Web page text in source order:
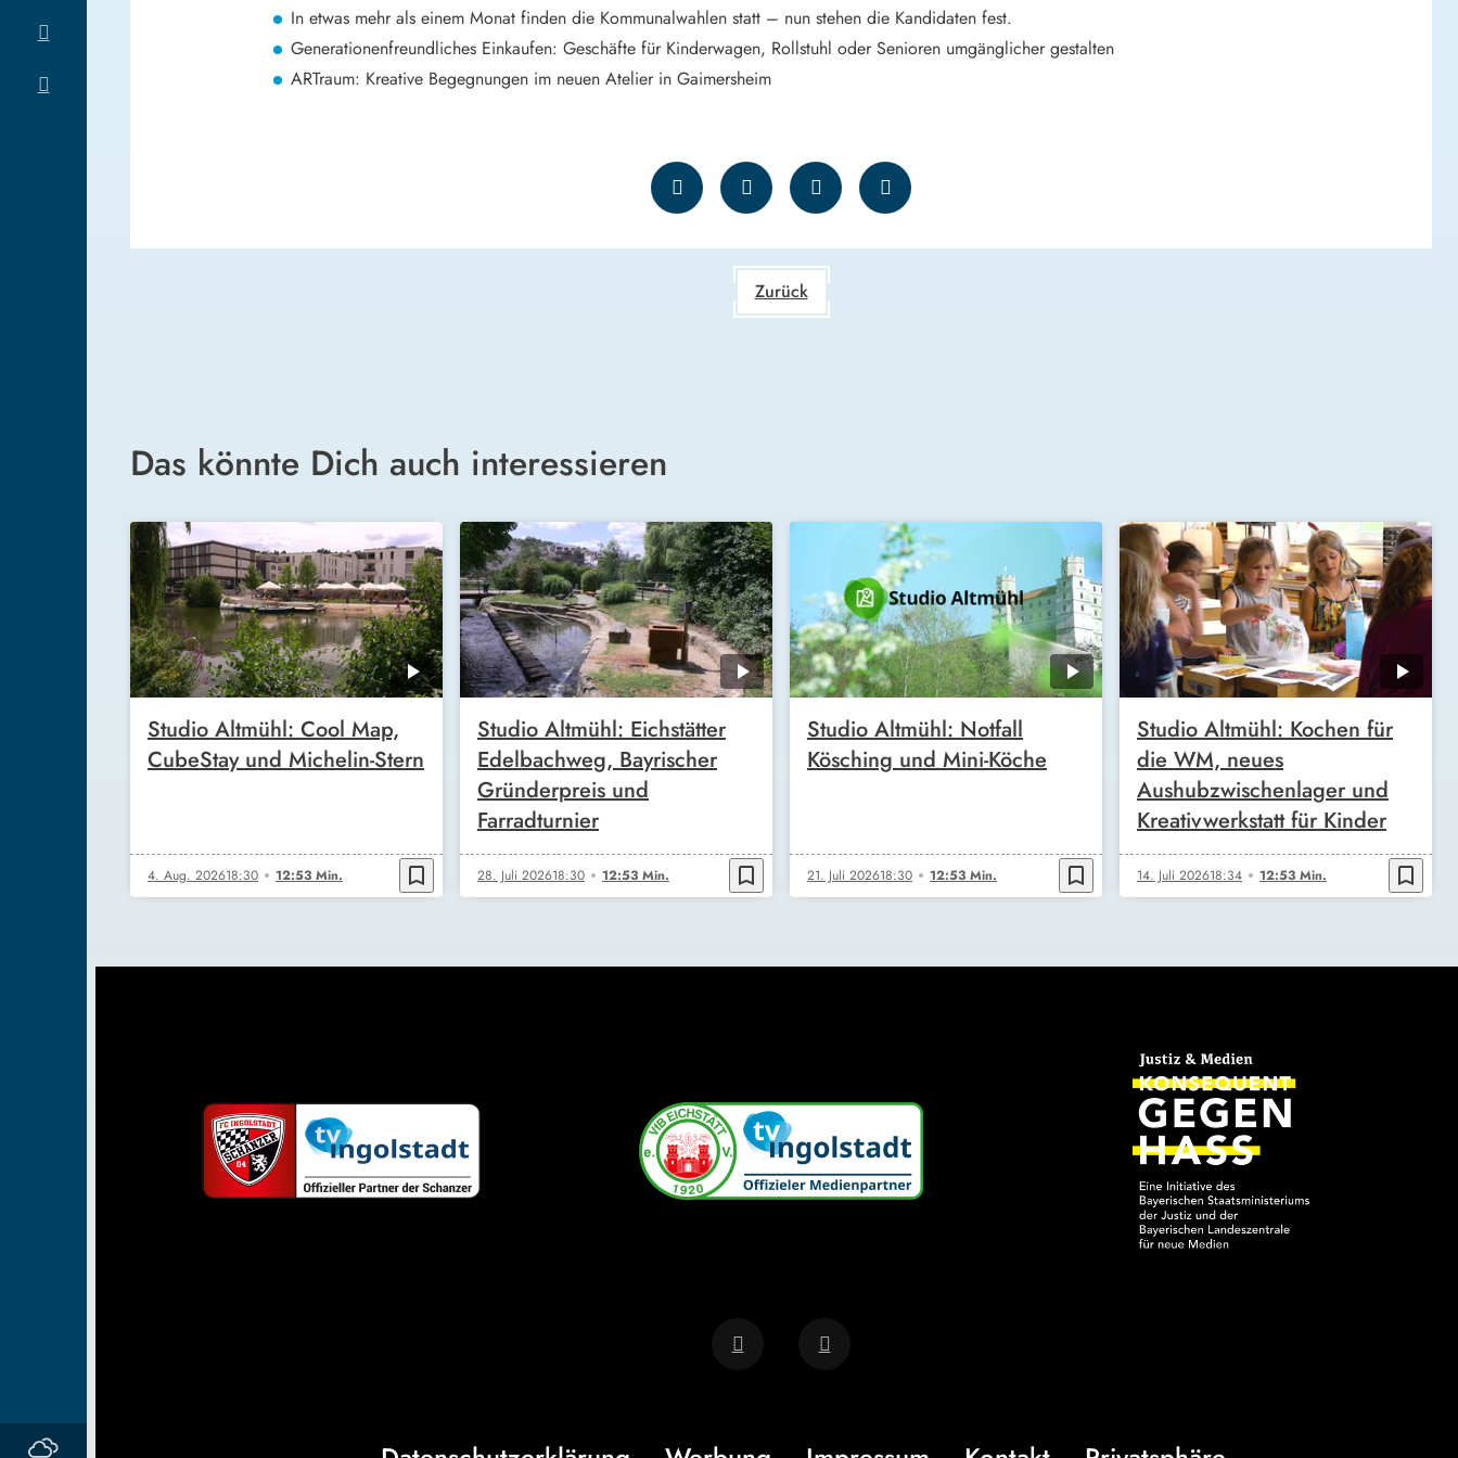
In etwas mehr als einem Monat finden die Kommunalwahlen statt – nun stehen die Kandidaten fest.
Generationenfreundliches Einkaufen: Geschäfte für Kinderwagen, Rollstuhl oder Senioren umgänglicher gestalten
ARTraum: Kreative Begegnungen im neuen Atelier in Gaimersheim
Zurück
Das könnte Dich auch interessieren
Studio Altmühl: Cool Map,
CubeStay und Michelin-Stern
4. Aug. 202618:30 12:53 Min. bookmark_border
Studio Altmühl: Eichstätter
Edelbachweg, Bayrischer
Gründerpreis und
Farradturnier
28. Juli 202618:30 12:53 Min. bookmark_border
Studio Altmühl: Notfall
Kösching und Mini-Köche
21. Juli 202618:30 12:53 Min. bookmark_border
Studio Altmühl: Kochen für
die WM, neues
Aushubzwischenlager und
Kreativwerkstatt für Kinder
14. Juli 202618:34 12:53 Min. bookmark_border